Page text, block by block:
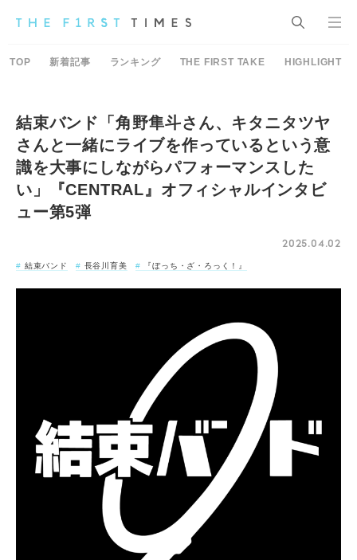
TOP 新着記事 ランキング THE FIRST TAKE HIGHLIGHT
結束バンド「角野隼斗さん、キタニタツヤ
さんと一緒にライブを作っているという意
識を大事にしながらパフォーマンスした
い」『CENTRAL』オフィシャルインタビ
ュー第5弾
2025.04.02
結束バンド 長谷川育美 『ぼっち・ざ・ろっく！』